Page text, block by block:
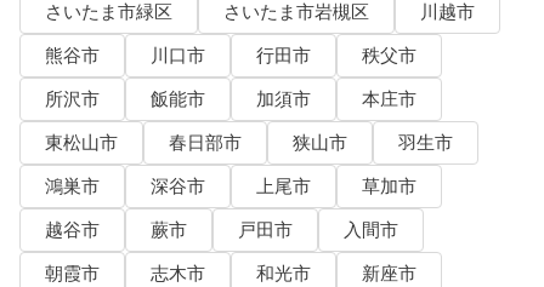
さいたま市緑区
さいたま市岩槻区
川越市
熊谷市
川口市 行田市
秩父市
所沢市
飯能市 加須市
本庄市
東松山市
春日部市 狭山市
羽生市
鴻巣市
深谷市 上尾市
草加市
越谷市
蕨市 戸田市
入間市
朝霞市
志木市 和光市
新座市